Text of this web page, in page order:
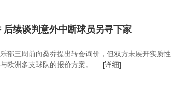
续谈判意外中断球员另寻下家
部三周前向桑乔提出转会询价，但双方未展开实质性
欧洲多支球队的报价方案。 ... [详细]